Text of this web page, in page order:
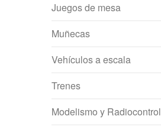
Juegos de mesa
Muñecas
Vehículos a escala
Trenes
Modelismo y Radiocontrol